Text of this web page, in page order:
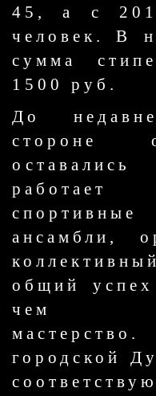
45, а с
человек. В
сумма
1500 руб.
До
стороне
работает
ансамбли,
общий
чем
городской